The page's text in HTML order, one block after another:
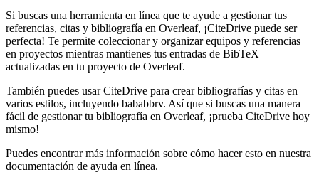
Si buscas una herramienta en línea que te ayude a gestionar tus
referencias, citas y bibliografía en Overleaf, ¡CiteDrive puede ser
perfecta! Te permite coleccionar y organizar equipos y referencias
en proyectos mientras mantienes tus entradas de BibTeX
actualizadas en tu proyecto de Overleaf.
También puedes usar CiteDrive para crear bibliografías y citas en
varios estilos, incluyendo bababbrv. Así que si buscas una manera
fácil de gestionar tu bibliografía en Overleaf, ¡prueba CiteDrive hoy
mismo!
Puedes encontrar más información sobre cómo hacer esto en nuestra
documentación de ayuda en línea.